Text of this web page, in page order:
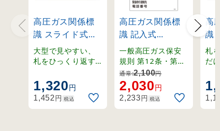
高圧ガス関係標
識 スライド式ボ
ンベ札 回転タイ
プ 130×60mm
大型で見やすい、
札をひっくり返す
転式ボンベ札。
1,320円
1,452円 税込
高圧ガス関係標
識 記入式
600×450mm LP
ガス供給設備 燃
火気厳禁 無断立
入禁止 (39304)
一般高圧ガス保安
規則 第12条・第13
条・第70条・関係
例示基準1-4-1,2、
その他。
通常:2,100円
2,030円
2,233円 税込
高
識
ン
プ
札
だ
り
プ